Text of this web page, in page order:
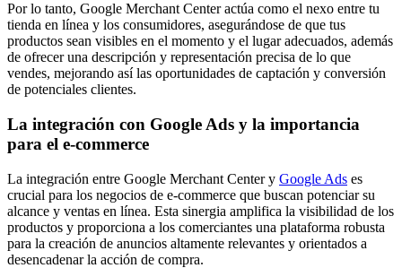
Por lo tanto, Google Merchant Center actúa como el nexo entre tu
tienda en línea y los consumidores, asegurándose de que tus
productos sean visibles en el momento y el lugar adecuados, además
de ofrecer una descripción y representación precisa de lo que
vendes, mejorando así las oportunidades de captación y conversión
de potenciales clientes.
La integración con Google Ads y la importancia
para el e-commerce
La integración entre Google Merchant Center y Google Ads es
crucial para los negocios de e-commerce que buscan potenciar su
alcance y ventas en línea. Esta sinergia amplifica la visibilidad de los
productos y proporciona a los comerciantes una plataforma robusta
para la creación de anuncios altamente relevantes y orientados a
desencadenar la acción de compra.